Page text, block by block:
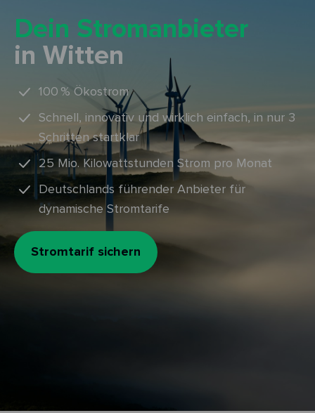
Dein Stromanbieter
in Witten
100 % Ökostrom
Schnell, innovativ und wirklich einfach, in nur 3
Schritten startklar
25 Mio. Kilowattstunden Strom pro Monat
Deutschlands führender Anbieter für
dynamische Stromtarife
Stromtarif sichern